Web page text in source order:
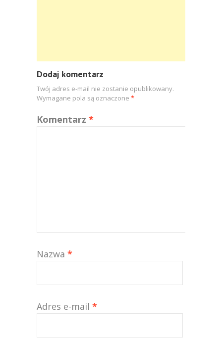
Dodaj komentarz
Twój adres e-mail nie zostanie opublikowany.
Wymagane pola są oznaczone *
Komentarz *
Nazwa *
Adres e-mail *